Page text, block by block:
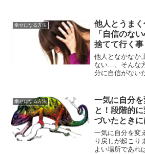
幸せになる方法
他人とうま
「自信のな
捨てて行く事
他人となかなか
ない…。そんな
分に自信がない
つ事、そして自
事をしていく事
訣なのです。
幸せになる方法
一気に自分
と！段階的
づいたとき
一気に自分を変
り戻しが起こり
よい場所であれ